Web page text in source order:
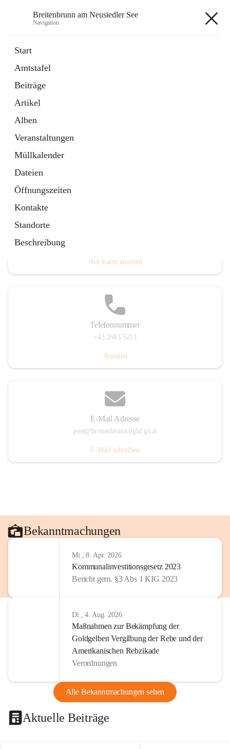
Breitenbrunn am Neusiedler See
Navigation
Start
Amtstafel
Beiträge
Artikel
Alben
Veranstaltungen
Müllkalender
Dateien
Öffnungszeiten
Kontakte
Standorte
Beschreibung
18 Schnellzugriffe
Gemeindeservice
Auf Karte ansehen
Telefonnummer
+43 2683 5213
Anrufen
E-Mail Adresse
post@breitenbrunn.bgld.gv.at
E-Mail schreiben
Bekanntmachungen
Mi., 8. Apr. 2026
Kommunalinvestitionsgesetz 2023
Bericht gem. §3 Abs 1 KIG 2023
Di., 4. Aug. 2026
Maßnahmen zur Bekämpfung der
Goldgelben Vergilbung der Rebe und der
Amerikanischen Rebzikade
Verordnungen
Alle Bekanntmachungen sehen
Aktuelle Beiträge